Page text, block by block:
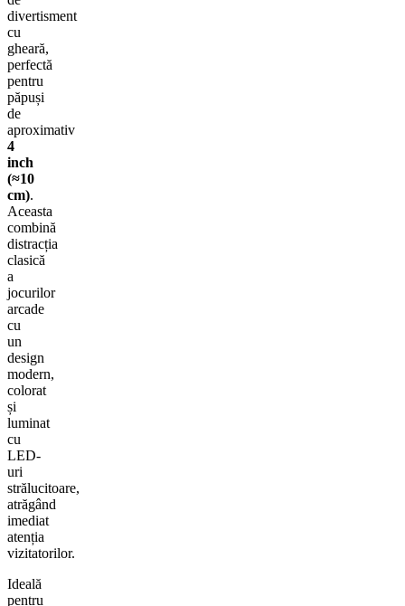
divertisment
cu
gheară,
perfectă
pentru
păpuși
de
aproximativ
4
inch
(≈10
cm).
Aceasta
combină
distracția
clasică
a
jocurilor
arcade
cu
un
design
modern,
colorat
și
luminat
cu
LED-
uri
strălucitoare,
atrăgând
imediat
atenția
vizitatorilor.
Ideală
pentru